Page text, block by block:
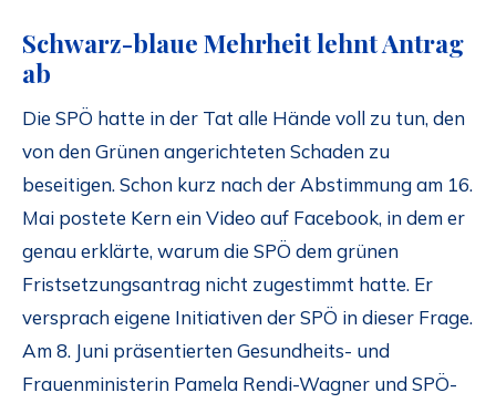
Schwarz-blaue Mehrheit lehnt Antrag
ab
Die SPÖ hatte in der Tat alle Hände voll zu tun, den
von den Grünen angerichteten Schaden zu
beseitigen. Schon kurz nach der Abstimmung am 16.
Mai postete Kern ein Video auf Facebook, in dem er
genau erklärte, warum die SPÖ dem grünen
Fristsetzungsantrag nicht zugestimmt hatte. Er
versprach eigene Initiativen der SPÖ in dieser Frage.
Am 8. Juni präsentierten Gesundheits- und
Frauenministerin Pamela Rendi-Wagner und SPÖ-